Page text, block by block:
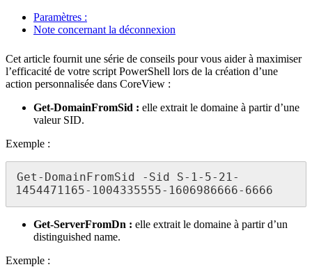
Paramètres :
Note concernant la déconnexion
Cet article fournit une série de conseils pour vous aider à maximiser
l’efficacité de votre script PowerShell lors de la création d’une
action personnalisée dans CoreView :
Get-DomainFromSid : elle extrait le domaine à partir d’une
valeur SID.
Exemple :
Get-DomainFromSid -Sid S-1-5-21-
1454471165-1004335555-1606986666-6666
Get-ServerFromDn : elle extrait le domaine à partir d’un
distinguished name.
Exemple :